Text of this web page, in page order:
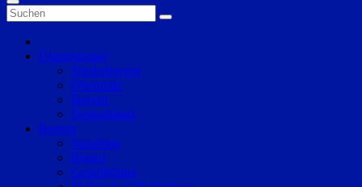
Überregional
Niederbayern
Oberpfalz
Bayern
Deutschland
Region
Straubing
Bogen
Geiselhöring